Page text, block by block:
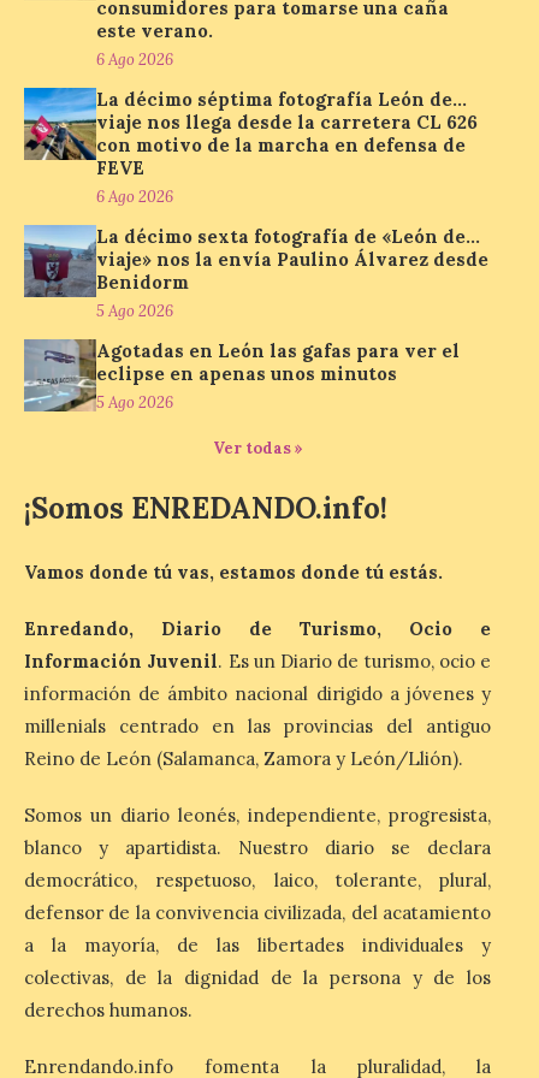
Patio Chico está previsto el estreno
absoluto de “De indis. Por favor, firme
aquí”, una producción de la compañía
Ciclo “Mujeres en la
Historia y la
Peregrinación”, en
Benavides de Órbigo.
7 Ago 2026
Conferencia de Victorina
Alonso, sobre la
peregrinación femenina.
“Va de Monjas”, de José
de agosto, a las 20,00 horas, en el
Food trucks y música en
Valencia de Don Juan en
una nueva edición de
Castle Food 2026
7 Ago 2026
Castle Food combina la
food trucks y tiendas de
market esperando atraer
a miles de personas. La
localidad leonesa de Valencia de Don Juan
sigue adelante con su calendario de
eventos veraniegos para este año 2026.
[…]
consumidores para tomarse una caña
este verano.
6 Ago 2026
La décimo séptima fotografía León de…
viaje nos llega desde la carretera CL 626
con motivo de la marcha en defensa de
FEVE
6 Ago 2026
La décimo sexta fotografía de «León de…
viaje» nos la envía Paulino Álvarez desde
Benidorm
5 Ago 2026
Agotadas en León las gafas para ver el
eclipse en apenas unos minutos
5 Ago 2026
Ver todas »
¡Somos ENREDANDO.info!
Vamos donde tú vas, estamos donde tú estás.
Enredando, Diario de Turismo, Ocio e
Información Juvenil. Es un Diario de turismo, ocio e
información de ámbito nacional dirigido a jóvenes y
millenials centrado en las provincias del antiguo
Reino de León (Salamanca, Zamora y León/Llión).
Somos un diario leonés, independiente, progresista,
blanco y apartidista. Nuestro diario se declara
democrático, respetuoso, laico, tolerante, plural,
defensor de la convivencia civilizada, del acatamiento
a la mayoría, de las libertades individuales y
colectivas, de la dignidad de la persona y de los
derechos humanos.
Enrendando.info fomenta la pluralidad, la